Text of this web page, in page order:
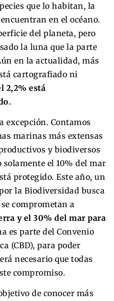
que lo habitan, la
en el océano.
del planeta, pero
la luna que la parte
en la actualidad, más
cartografiado ni
2,2% está
excepción. Contamos
marinas más extensas
y biodiversos
el 10% del mar
protegido. Este año, un
la Biodiversidad busca
comprometan a
y el 30% del mar para
es parte del Convenio
(CBD), para poder
necesario que todas
compromiso.
de conocer más